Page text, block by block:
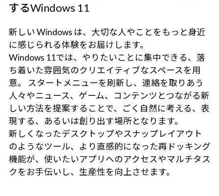
するWindows 11
新しい Windows は、大切な人やことをもっと身近
に感じられる体験をお届けします。
Windows 11では、やりたいことに集中できる、落
ち着いた雰囲気のクリエイティブなスペースを用
意。 スタートメニューを刷新し、連絡を取りあう
人々やニュース、ゲーム、コンテンツとつながる新
しい方法を提案することで、ごく自然に考える、表
現する、あるいは創り出す場所となります。
新しくなったデスクトップやスナップレイアウト
のようなツール、より直感的になった再ドッキング
機能が、使いたいアプリへのアクセスやマルチタス
クをお手伝いし、生産性を向上させます。